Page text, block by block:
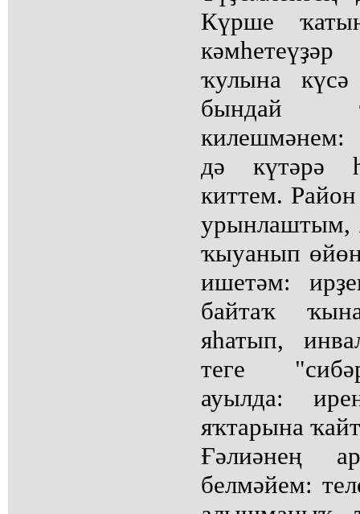
Күрше
ҡулына күсә
бындай
килешмәнем:
дә күтәрә
киттем.
урынлаштым,
ҡыуанып
ишетәм:
байтаҡ
яһатып,
теге
ауылда:
яҡтарына
Ғәлиәнең
белмәйем: